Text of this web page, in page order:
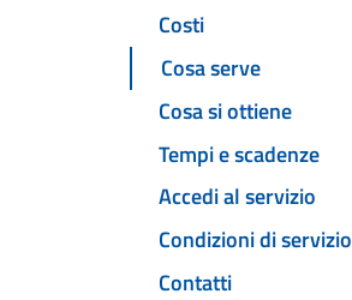
Costi
Cosa serve
Cosa si ottiene
Tempi e scadenze
Accedi al servizio
Condizioni di servizio
Contatti